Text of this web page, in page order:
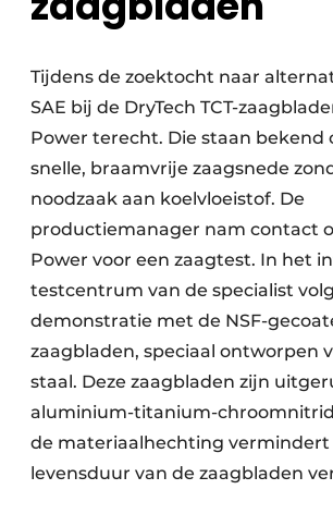
Tijdens de zoektocht naar
SAE bij de DryTech TCT-
Power terecht. Die staan bekend
snelle, braamvrije zaagsnede
noodzaak aan koelvloeistof. De
productiemanager nam contact
Power voor een zaagtest. In het
testcentrum van de specialist
demonstratie met de NSF-
zaagbladen, speciaal ontworpen
staal. Deze zaagbladen zijn
aluminium-titanium-
de materiaalhechting vermindert
levensduur van de zaagbladen